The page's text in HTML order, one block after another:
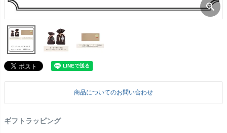
商品についてのお問い合わせ
ギフトラッピング